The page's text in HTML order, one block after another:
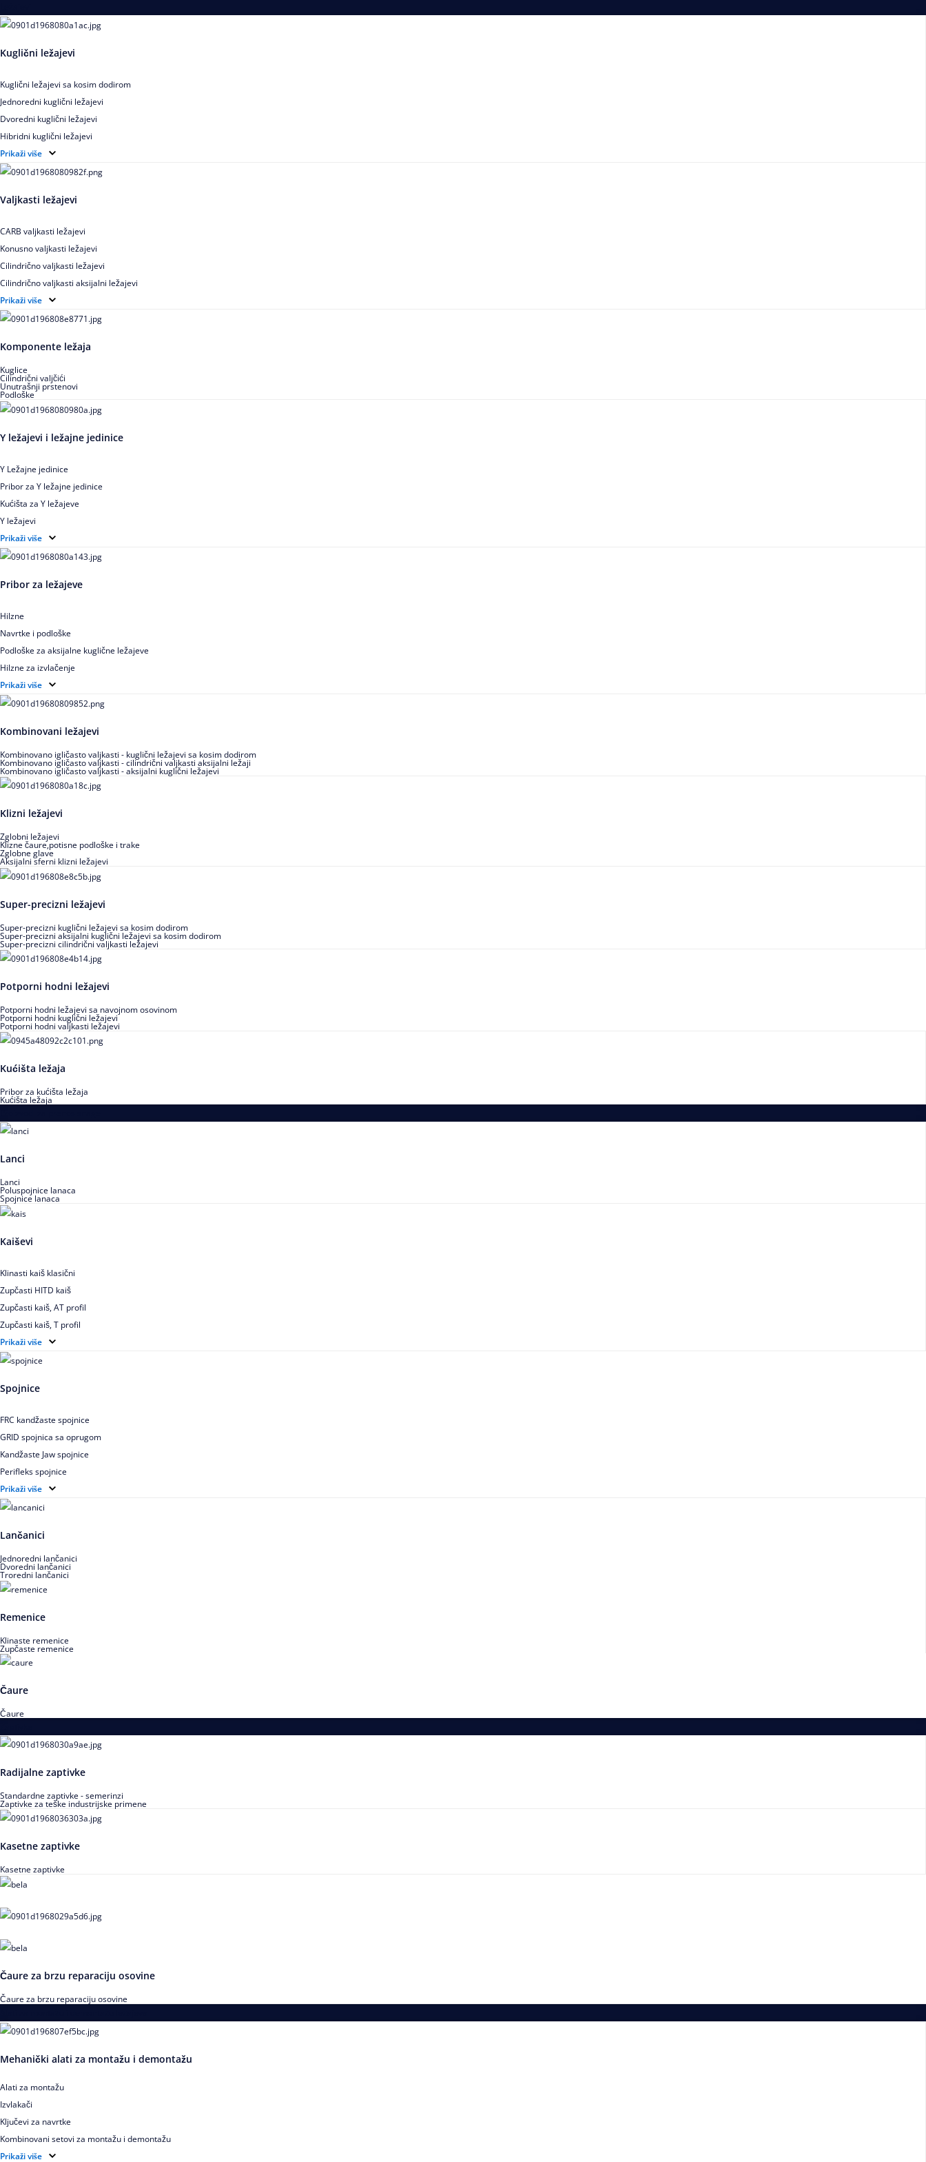
Kuglični ležajevi
Kuglični ležajevi sa kosim dodirom
Jednoredni kuglični ležajevi
Dvoredni kuglični ležajevi
Hibridni kuglični ležajevi
Elektroizolovani kuglični ležajevi
Samopodesivi kuglični ležajevi
Kuglični ležajevi od nerđajućeg čelika
Prikaži više
Valjkasti ležajevi
CARB valjkasti ležajevi
Konusno valjkasti ležajevi
Cilindrično valjkasti ležajevi
Cilindrično valjkasti aksijalni ležajevi
Igličasti ležajevi
Igličasti aksijalni ležajevi
Buričasti zaptiveni ležajevi
Buričasti aksijalni ležajevi
Prikaži više
Komponente ležaja
Kuglice
Cilindrični valjčići
Unutrašnji prstenovi
Podloške
Y ležajevi i ležajne jedinice
Y Ležajne jedinice
Pribor za Y ležajne jedinice
Kućišta za Y ležajeve
Y ležajevi
Y Ležajne jedinice za prehrambenu industriju
Ležajne jedinice sa valjkastim ležajevima
Prikaži više
Pribor za ležajeve
Hilzne
Navrtke i podloške
Podloške za aksijalne kuglične ležajeve
Hilzne za izvlačenje
Ugaoni prstenovi za cilindrično valjkaste ležajeve
Prikaži više
Kombinovani ležajevi
Kombinovano igličasto valjkasti - kuglični ležajevi sa kosim dodirom
Kombinovano igličasto valjkasti - cilindrični valjkasti aksijalni ležaji
Kombinovano igličasto valjkasti - aksijalni kuglični ležajevi
Klizni ležajevi
Zglobni ležajevi
Klizne čaure,potisne podloške i trake
Zglobne glave
Aksijalni sferni klizni ležajevi
Super-precizni ležajevi
Super-precizni kuglični ležajevi sa kosim dodirom
Super-precizni aksijalni kuglični ležajevi sa kosim dodirom
Super-precizni cilindrični valjkasti ležajevi
Potporni hodni ležajevi
Potporni hodni ležajevi sa navojnom osovinom
Potporni hodni kuglični ležajevi
Potporni hodni valjkasti ležajevi
Kućišta ležaja
Pribor za kućišta ležaja
Kućišta ležaja
Lanci
Lanci
Poluspojnice lanaca
Spojnice lanaca
Kaiševi
Klinasti kaiš klasični
Zupčasti HITD kaiš
Zupčasti kaiš, AT profil
Zupčasti kaiš, T profil
Zupčasti kaiš XL
Zupčasti STD kaiš
Uskoprofilno klinasto remenje spojeno
Višekanalno remenje PJ,PK
Prikaži više
Spojnice
FRC kandžaste spojnice
GRID spojnica sa oprugom
Kandžaste Jaw spojnice
Perifleks spojnice
Univerzalne kardanske spojnice
Zupčaste spojnice
Prikaži više
Lančanici
Jednoredni lančanici
Dvoredni lančanici
Troredni lančanici
Remenice
Klinaste remenice
Zupčaste remenice
Čaure
Čaure
Radijalne zaptivke
Standardne zaptivke - semerinzi
Zaptivke za teške industrijske primene
Kasetne zaptivke
Kasetne zaptivke
Čaure za brzu reparaciju osovine
Čaure za brzu reparaciju osovine
Mehanički alati za montažu i demontažu
Alati za montažu
Izvlakači
Ključevi za navrtke
Kombinovani setovi za montažu i demontažu
Pribor za izvlačenje ležajeva
Prikaži više